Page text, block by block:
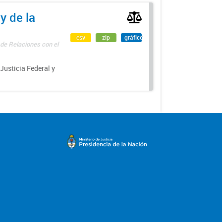
de la
Relaciones con el
Federal y
csv zip gráfico